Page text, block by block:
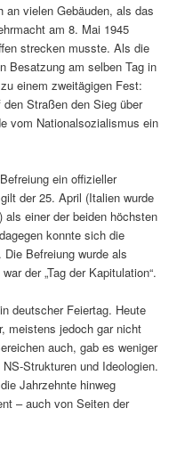
an vielen Gebäuden, als das
am 8. Mai 1945
strecken musste. Als die
Besatzung am selben Tag in
einem zweitägigen Fest:
Straßen den Sieg über
vom Nationalsozialismus ein
ein offizieller
der 25. April (Italien wurde
einer der beiden höchsten
konnte sich die
Befreiung wurde als
der „Tag der Kapitulation“.
deutscher Feiertag. Heute
meistens jedoch gar nicht
auch, gab es weniger
Strukturen und Ideologien.
Jahrzehnte hinweg
– auch von Seiten der